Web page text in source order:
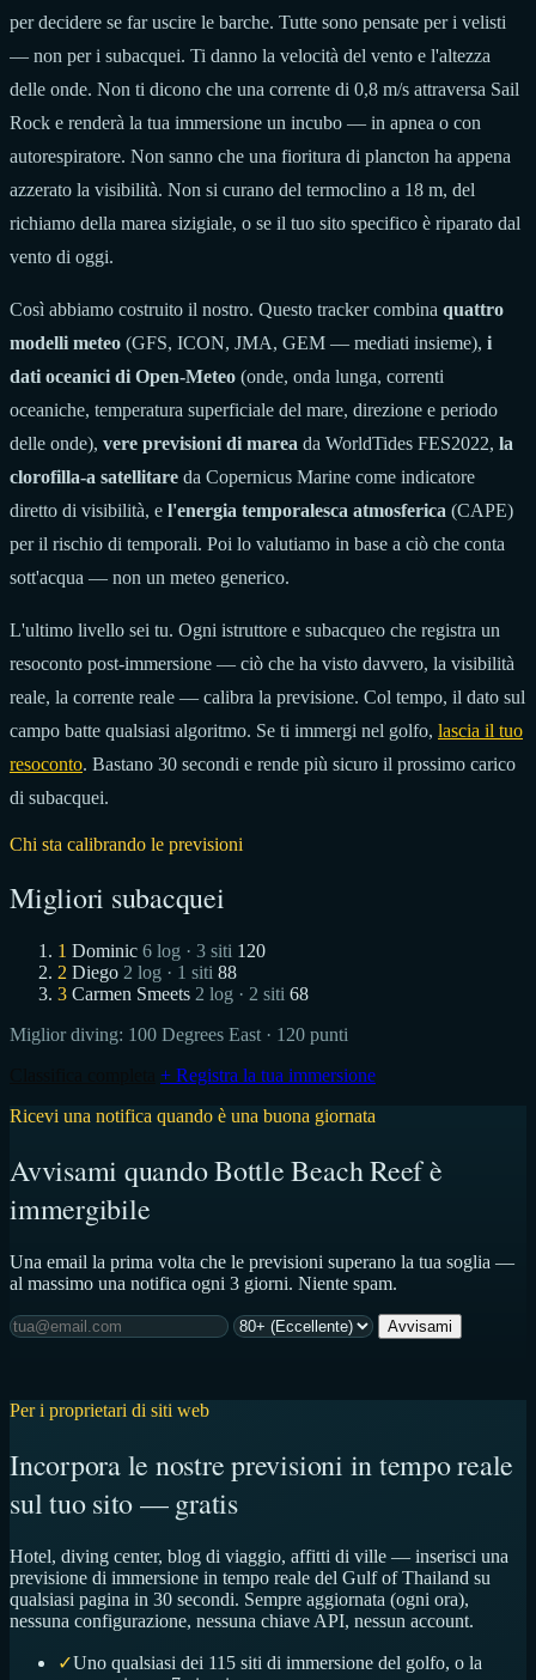
per decidere se far uscire le barche. Tutte sono pensate per i velisti
— non per i subacquei. Ti danno la velocità del vento e l'altezza
delle onde. Non ti dicono che una corrente di 0,8 m/s attraversa Sail
Rock e renderà la tua immersione un incubo — in apnea o con
autorespiratore. Non sanno che una fioritura di plancton ha appena
azzerato la visibilità. Non si curano del termoclino a 18 m, del
richiamo della marea sizigiale, o se il tuo sito specifico è riparato dal
vento di oggi.
Così abbiamo costruito il nostro. Questo tracker combina quattro
modelli meteo (GFS, ICON, JMA, GEM — mediati insieme), i
dati oceanici di Open-Meteo (onde, onda lunga, correnti
oceaniche, temperatura superficiale del mare, direzione e periodo
delle onde), vere previsioni di marea da WorldTides FES2022, la
clorofilla-a satellitare da Copernicus Marine come indicatore
diretto di visibilità, e l'energia temporalesca atmosferica (CAPE)
per il rischio di temporali. Poi lo valutiamo in base a ciò che conta
sott'acqua — non un meteo generico.
L'ultimo livello sei tu. Ogni istruttore e subacqueo che registra un
resoconto post-immersione — ciò che ha visto davvero, la visibilità
reale, la corrente reale — calibra la previsione. Col tempo, il dato sul
campo batte qualsiasi algoritmo. Se ti immergi nel golfo, lascia il tuo
resoconto. Bastano 30 secondi e rende più sicuro il prossimo carico
di subacquei.
Chi sta calibrando le previsioni
Migliori subacquei
1 Dominic 6 log · 3 siti 120
2 Diego 2 log · 1 siti 88
3 Carmen Smeets 2 log · 2 siti 68
Miglior diving: 100 Degrees East · 120 punti
+ Registra la tua immersione
Ricevi una notifica quando è una buona giornata
Avvisami quando Bottle Beach Reef è
immergibile
Una email la prima volta che le previsioni superano la tua soglia —
al massimo una notifica ogni 3 giorni. Niente spam.
Avvisami
Per i proprietari di siti web
Incorpora le nostre previsioni in tempo reale
sul tuo sito — gratis
Hotel, diving center, blog di viaggio, affitti di ville — inserisci una
previsione di immersione in tempo reale del Gulf of Thailand su
qualsiasi pagina in 30 secondi. Sempre aggiornata (ogni ora),
nessuna configurazione, nessuna chiave API, nessun account.
✓Uno qualsiasi dei 115 siti di immersione del golfo, o la